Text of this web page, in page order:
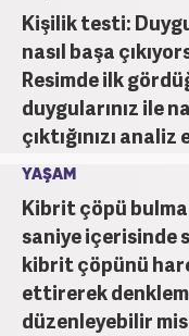
Kişilik testi:
nasıl başa
Resimde ilk
duygularınız ile
çıktığınızı analiz
YAŞAM
Kibrit çöpü
saniye içerisinde
kibrit çöpünü
ettirerek
düzenleyebilir